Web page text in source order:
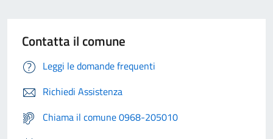
Contatta il comune
Leggi le domande frequenti
Richiedi Assistenza
Chiama il comune 0968-205010